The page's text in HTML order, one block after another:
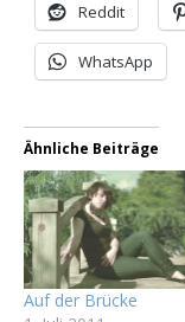
Reddit
WhatsApp
Ähnliche Beiträge
Auf der Brücke